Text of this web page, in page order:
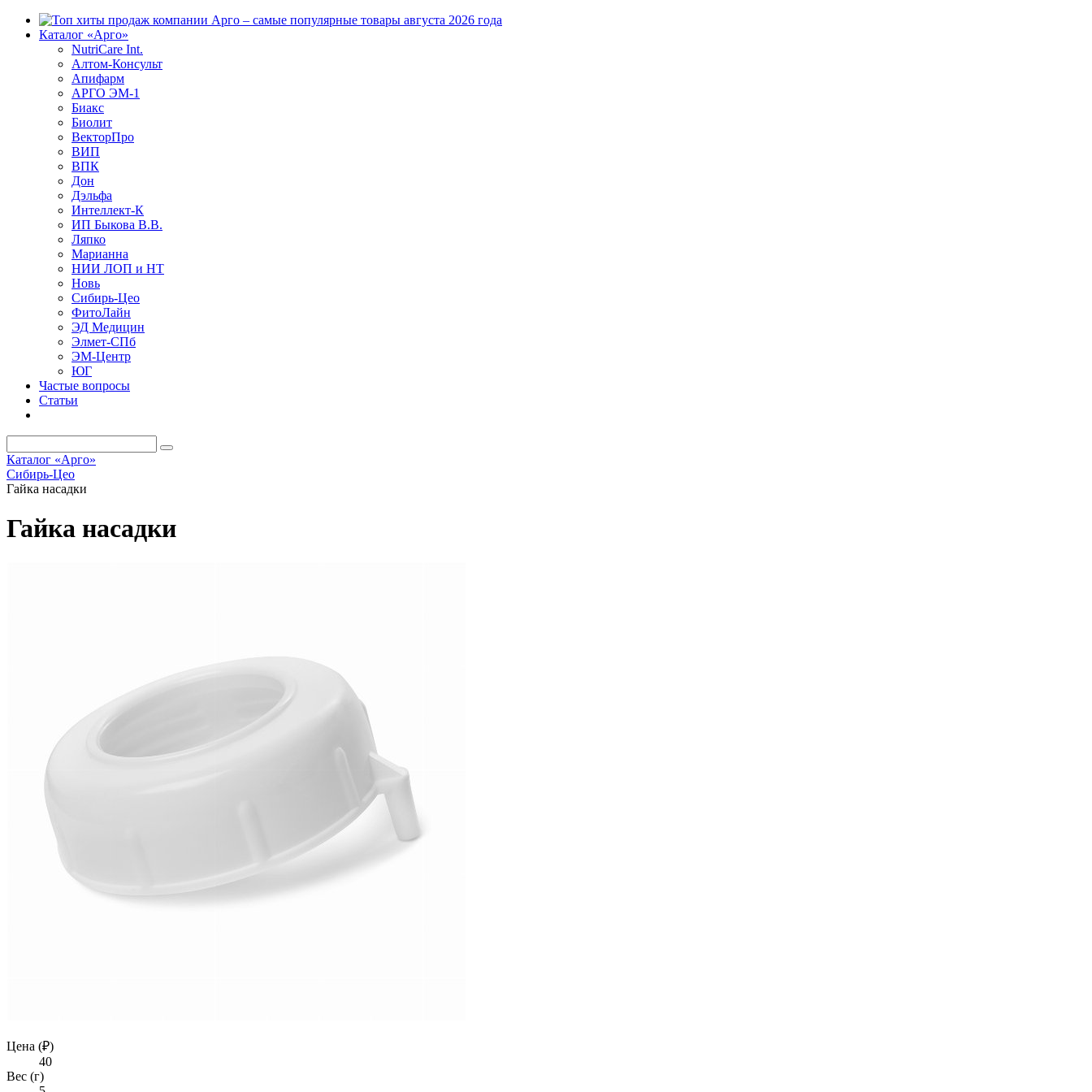
Каталог «Арго»
NutriCare Int.
Алтом-Консульт
Апифарм
АРГО ЭМ-1
Биакс
Биолит
ВекторПро
ВИП
ВПК
Дон
Дэльфа
Интеллект-К
ИП Быкова В.В.
Ляпко
Марианна
НИИ ЛОП и НТ
Новь
Сибирь-Цео
ФитоЛайн
ЭД Медицин
Элмет-СПб
ЭМ-Центр
ЮГ
Частые вопросы
Статьи
Каталог «Арго»
Сибирь-Цео
Гайка насадки
Гайка насадки
Цена (₽)
40
Вес (г)